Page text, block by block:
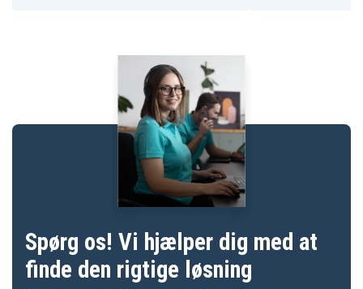
Spørg os! Vi hjælper dig med at
finde den rigtige løsning